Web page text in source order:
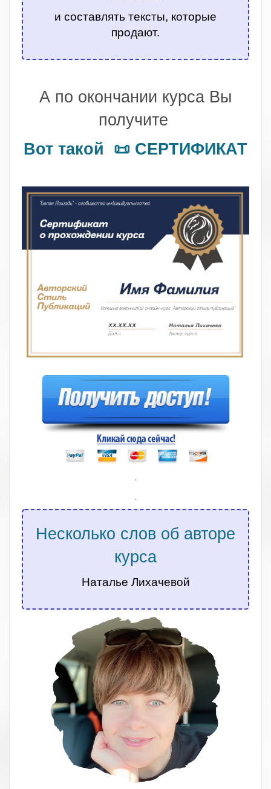
и составлять тексты, которые
продают.
А по окончании курса Вы
получите
Вот такой 📜 СЕРТИФИКАТ
.
.
Несколько слов об авторе
курса
Наталье Лихачевой